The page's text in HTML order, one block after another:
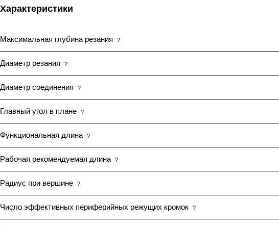
Характеристики
Максимальная глубина резания ?
Диаметр резания ?
Диаметр соединения ?
Главный угол в плане ?
Функциональная длина ?
Рабочая рекомендуемая длина ?
Радиус при вершине ?
Число эффективных периферийных режущих кромок ?